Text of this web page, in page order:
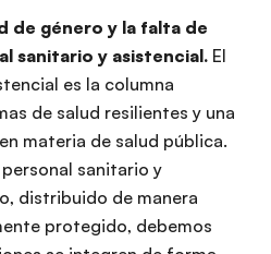
de género y la falta de
sanitario y asistencial. El
es la columna
de salud resilientes y una
materia de salud pública.
sanitario y
distribuido de manera
protegido, debemos